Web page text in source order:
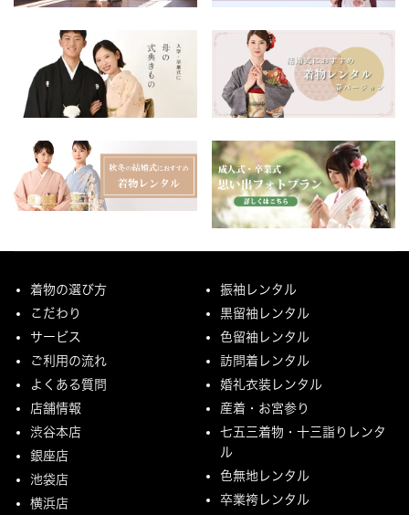
着物の選び方
こだわり
サービス
ご利用の流れ
よくある質問
店舗情報
渋谷本店
銀座店
池袋店
横浜店
振袖レンタル
黒留袖レンタル
色留袖レンタル
訪問着レンタル
婚礼衣装レンタル
産着・お宮参り
七五三着物・十三詣りレンタ
ル
色無地レンタル
卒業袴レンタル